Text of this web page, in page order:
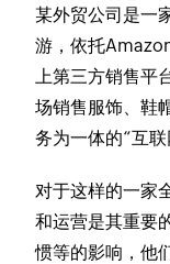
某外贸公司是一
游，依托
上第三方销售平
场销售服饰、鞋
务为一体的“互联
对于这样的一家
和运营是其重要
惯等的影响，他